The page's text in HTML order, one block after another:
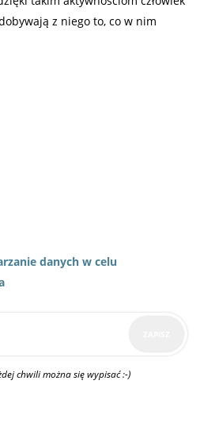
z niego to, co w nim
danych w celu
chwili można się wypisać :-)